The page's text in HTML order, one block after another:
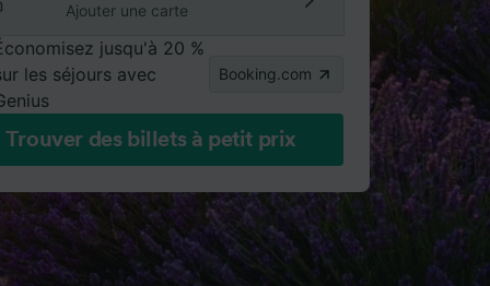
Ajouter une carte
jusqu'à 20 %
les séjours avec
Booking.com
Trouver des billets à petit prix